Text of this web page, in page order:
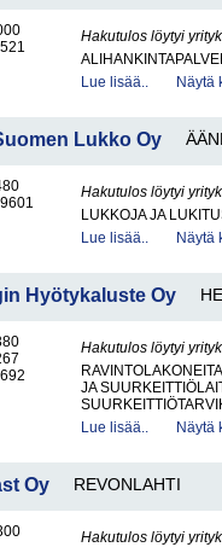
Hakutulos löytyi
Lue lisää..
Näytä
Lukko Oy
Hakutulos löytyi
LUKKOJA JA
Lue lisää..
Näytä
Hyötykaluste Oy
Hakutulos löytyi
JA
Lue lisää..
Näytä
Oy REVONLAHTI
Hakutulos löytyi